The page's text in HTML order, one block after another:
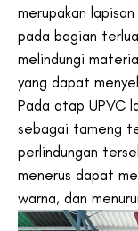
merupakan
pada bagian
melindungi
yang dapat
Pada atap UPVC
sebagai tameng
perlindungan
menerus dapat
warna, dan